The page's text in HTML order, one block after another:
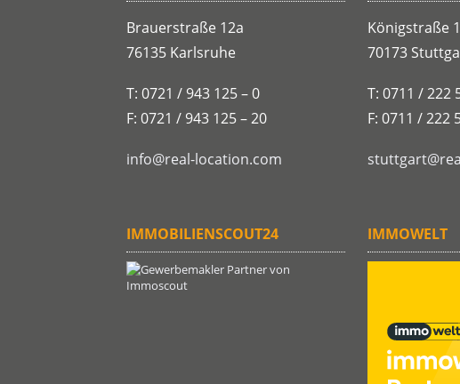
Brauerstraße 12a
76135 Karlsruhe
T: 0721 / 943 125 – 0
F: 0721 / 943 125 – 20
info@real-location.com
IMMOBILIENSCOUT24
Königstraße
70173
T: 0711 / 222
F: 0711 / 222
IMMOWELT